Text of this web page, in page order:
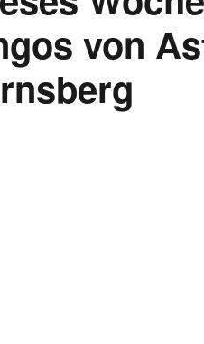
von